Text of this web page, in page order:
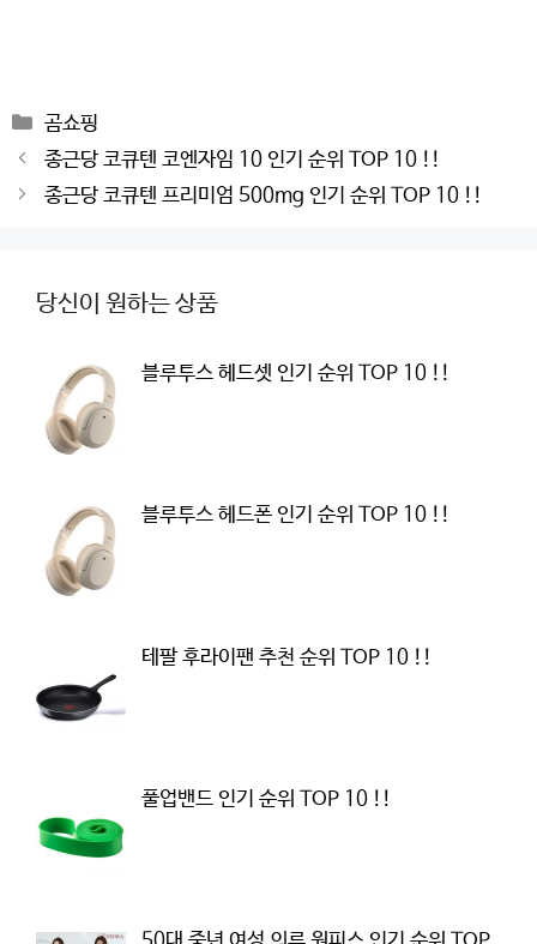
Categories
곰쇼핑
Post
navigation
종근당 코큐텐 코엔자임 10 인기 순위 TOP 10 !!
종근당 코큐텐 프리미엄 500mg 인기 순위 TOP 10 !!
당신이 원하는 상품
블루투스 헤드셋 인기 순위 TOP 10 !!
블루투스 헤드폰 인기 순위 TOP 10 !!
테팔 후라이팬 추천 순위 TOP 10 !!
풀업밴드 인기 순위 TOP 10 !!